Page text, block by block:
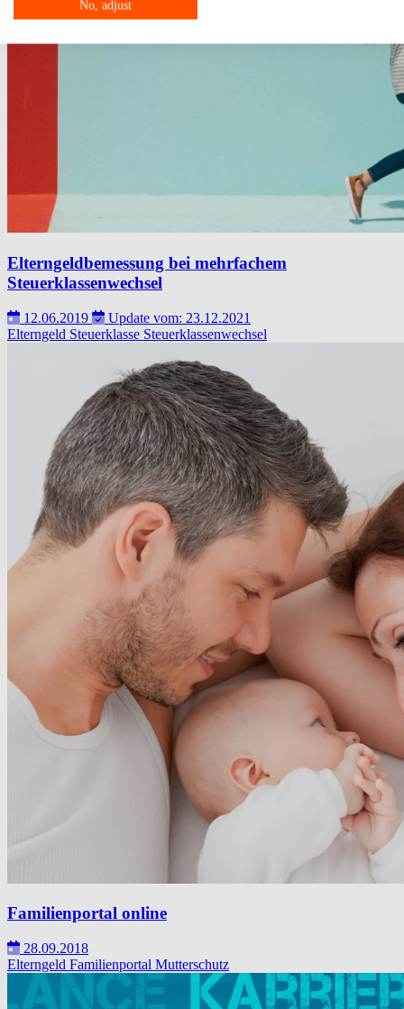
Elterngeldbemessung bei mehrfachem
Steuerklassenwechsel
12.06.2019
Update vom: 23.12.2021
Elterngeld Steuerklasse Steuerklassenwechsel
Familienportal online
28.09.2018
Elterngeld Familienportal Mutterschutz
No, adjust